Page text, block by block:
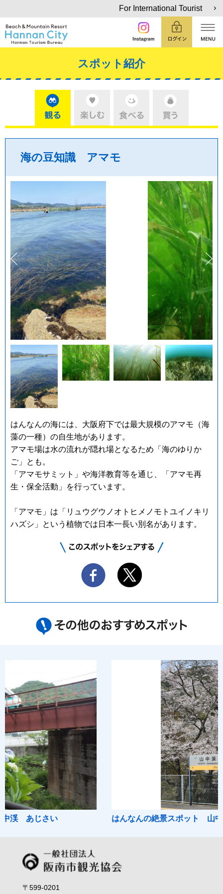
For International Tourist
スポット紹介
海の豆知識 アマモ
はんなんの海には、大阪府下では最大規模のアマモ（海
藻の一種）の自生地があります。
アマモ場は水の流れが隠れ場となるため「海のゆりか
ご」とも。
「アマモサミット」や海洋教育等を通じ、「アマモ再
生・保全活動」を行っています。
「アマモ」は「リュウグウノオトヒメノモトユイノキリ
ハズシ」という植物では日本一長い別名があります。
はんなんの絶景スポット 山中渓の桜
〒599-0201